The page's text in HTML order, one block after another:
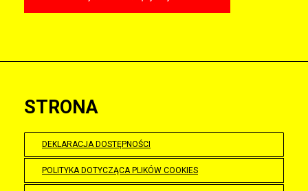
STRONA
DEKLARACJA DOSTĘPNOŚCI
POLITYKA DOTYCZĄCA PLIKÓW COOKIES